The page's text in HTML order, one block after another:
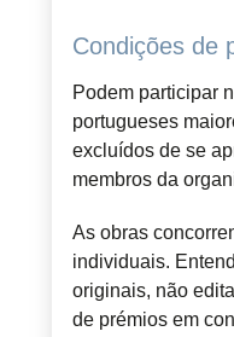
Condições de
Podem participar
portugueses
excluídos de se
membros da
As obras
individuais.
originais, não
de prémios em